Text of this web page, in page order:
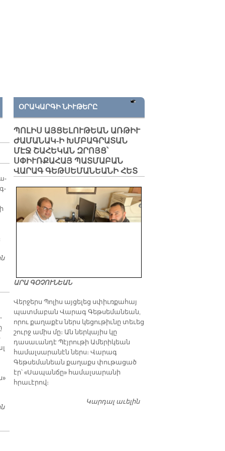
ՏԻԳՐԱՆ ՁԻԹՈՂՑԵԱՆԻ ՑՈՒՑԱՀԱՆԴԷՍԸ՝ ՊՐԻՒՔՍԷԼԻ ՄԷՋ
«ՄԱՐԶԱՆՔԸ ԵՒ ՀԱՅ ՄԱՐՄՆԱՄԱՐԶՈՒԹԻՒՆԸ ՕՍՄԱՆԵԱՆ
ՕՐԱԿԱՐԳԻ ՆԻՒԹԵՐԸ
ՊՈԼԻՍ ԱՅՑԵԼՈՒԹԵԱՆ ԱՌԹԻՒ
ԺԱՄԱՆԱԿ-Ի ԽՄԲԱԳՐԱՏԱՆ
ՄԷՋ ՇԱՀԵԿԱՆ ԶՐՈՅՑ՝
ՍՓԻՒՌՔԱՀԱՅ ՊԱՏՄԱԲԱՆ
ՎԱՐԱԳ ԳԵԹՍԵՄԱՆԵԱՆԻ ՀԵՏ
ԱՐԱ ԳՕՉՈՒՆԵԱՆ
Վերջերս Պոլիս այցելեց սփիւռքահայ
պատմաբան Վարագ Գեթսեմանեան,
որու քաղաքէս ներս կեցութիւնը տեւեց
շուրջ ամիս մը։ Ան ներկայիս կը
դասաւանդէ Պէյրութի Ամերիկեան
համալսարանէն ներս։ Վարագ
Գեթսեմանեան քաղաքս փութացած
էր՝ «Սապանճը» համալսարանի
հրաւէրով։
Կարդալ աւելինՊոլիս այցելութեան